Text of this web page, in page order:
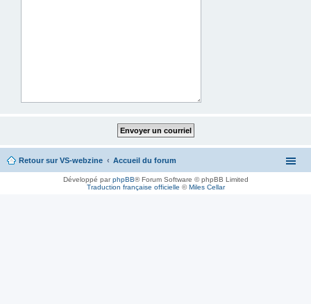
Retour sur VS-webzine Accueil du forum
Développé parphpBB® Forum Software © phpBB Limited
Traduction française officielle ©Miles Cellar